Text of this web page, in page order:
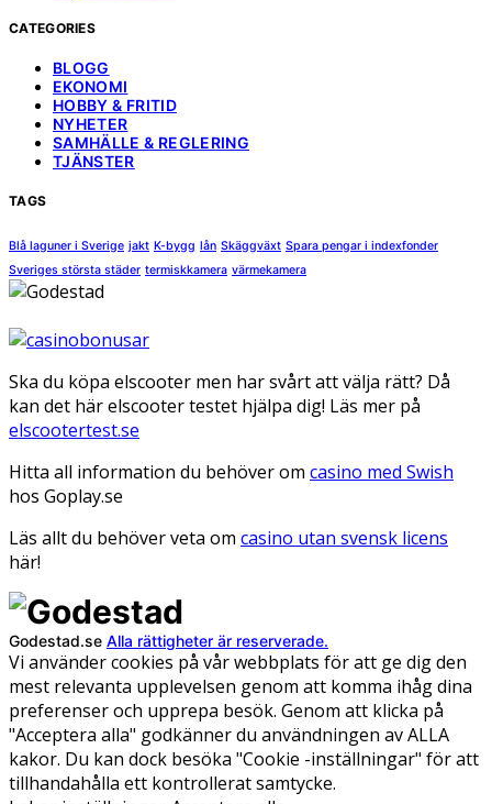
CATEGORIES
BLOGG
EKONOMI
HOBBY & FRITID
NYHETER
SAMHÄLLE & REGLERING
TJÄNSTER
TAGS
Blå laguner i Sverige jakt K-bygg lån Skäggväxt Spara pengar i indexfonder
Sveriges största städer termiskkamera värmekamera
Ska du köpa elscooter men har svårt att välja rätt? Då
kan det här elscooter testet hjälpa dig! Läs mer på
elscootertest.se
Hitta all information du behöver om casino med Swish
hos Goplay.se
Läs allt du behöver veta om casino utan svensk licens
här!
Godestad.se Alla rättigheter är reserverade.
Vi använder cookies på vår webbplats för att ge dig den
mest relevanta upplevelsen genom att komma ihåg dina
preferenser och upprepa besök. Genom att klicka på
"Acceptera alla" godkänner du användningen av ALLA
kakor. Du kan dock besöka "Cookie -inställningar" för att
tillhandahålla ett kontrollerat samtycke.